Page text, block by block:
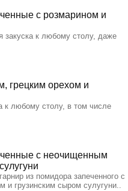
с розмарином и
закуска к любому столу, даже
грецким орехом и
к любому столу, в том числе
с неочищенным
из помидора запеченного с
и грузинским сыром сулугуни..